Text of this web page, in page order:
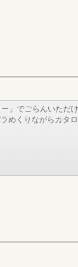
」でごらんいただ
めくりながらカタ